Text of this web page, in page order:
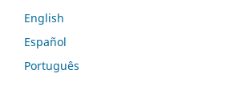
English
Español
Português